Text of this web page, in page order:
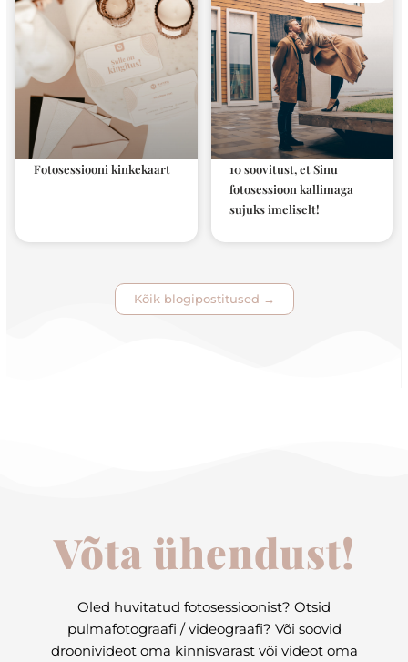
Fotosessiooni kinkekaart
10 soovitust, et Sinu
fotosessioon kallimaga
sujuks imeliselt!
Kõik blogipostitused →
Võta ühendust!
Oled huvitatud fotosessioonist? Otsid
pulmafotograafi / videograafi? Või soovid
droonivideot oma kinnisvarast või videot oma